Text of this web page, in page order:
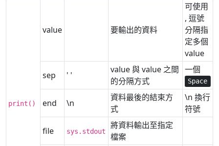
print()
value 要輸出的資料
可使用
, 逗號
分隔指
定多個
value
sep ' '
value 與 value 之間
的分隔方式
一個
Space
end \n
資料最後的結束方
式
\n 換行
符號
file sys.stdout
將資料輸出至指定
檔案